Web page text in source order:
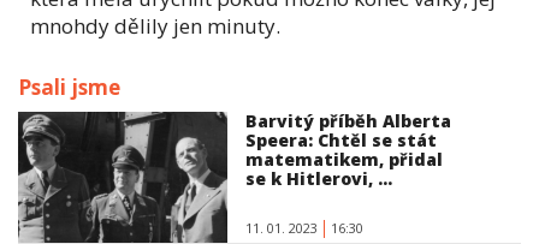
mnohdy dělily jen minuty.
Psali jsme
Barvitý příběh Alberta
Speera: Chtěl se stát
matematikem, přidal
se k Hitlerovi, ...
11. 01. 2023 16:30